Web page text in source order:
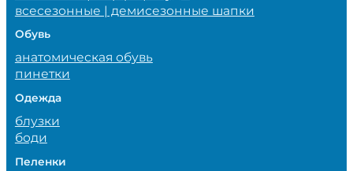
всесезонные | демисезонные шапки
Обувь
анатомическая обувь
пинетки
Одежда
блузки
боди
Пеленки